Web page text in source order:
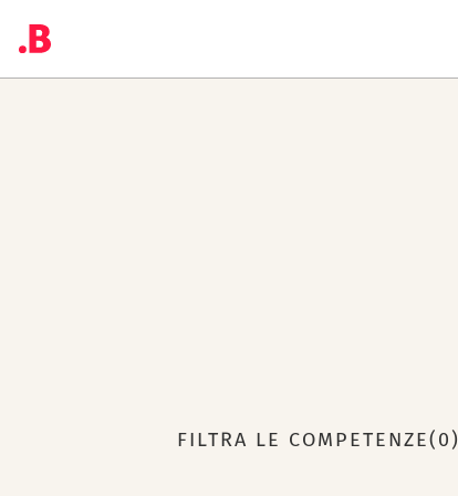
FILTRA LE COMPETENZE(0)